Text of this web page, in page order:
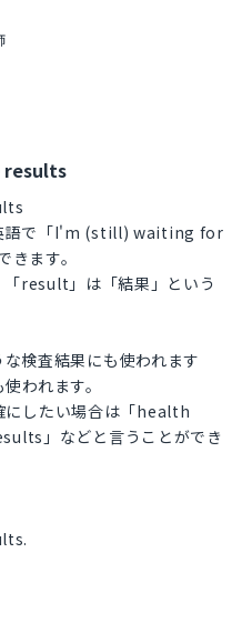
英語で「I'm (still) waiting for
ます。
result」は「結果」という
検査結果にも使われます
われます。
にしたい場合は「health
」などと言うことができ